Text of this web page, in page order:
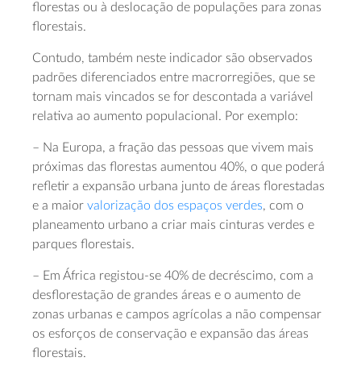
florestas ou à deslocação de populações para zonas
florestais.
Contudo, também neste indicador são observados
padrões diferenciados entre macrorregiões, que se
tornam mais vincados se for descontada a variável
relativa ao aumento populacional. Por exemplo:
– Na Europa, a fração das pessoas que vivem mais
próximas das florestas aumentou 40%, o que poderá
refletir a expansão urbana junto de áreas florestadas
e a maior valorização dos espaços verdes, com o
planeamento urbano a criar mais cinturas verdes e
parques florestais.
– Em África registou-se 40% de decréscimo, com a
desflorestação de grandes áreas e o aumento de
zonas urbanas e campos agrícolas a não compensar
os esforços de conservação e expansão das áreas
florestais.